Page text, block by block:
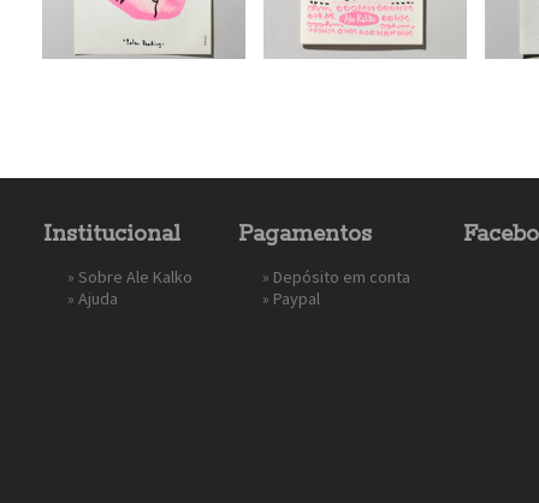
Institucional
» Sobre Ale Kalko
» Ajuda
Pagamentos
» Depósito em conta
» Paypal